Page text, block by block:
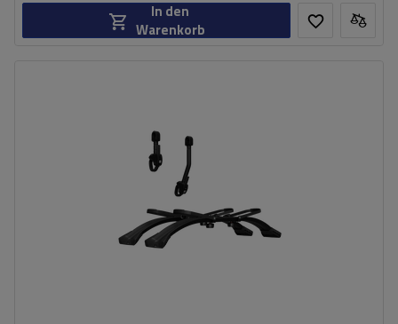
In den
Warenkorb
erweiterbar um 2 zusätzliche Fahrräder
einfache und schnelle Montage